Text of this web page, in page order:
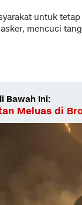
untuk
mencuci
Bawah Ini:
Meluas di